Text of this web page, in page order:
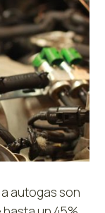
autogas son